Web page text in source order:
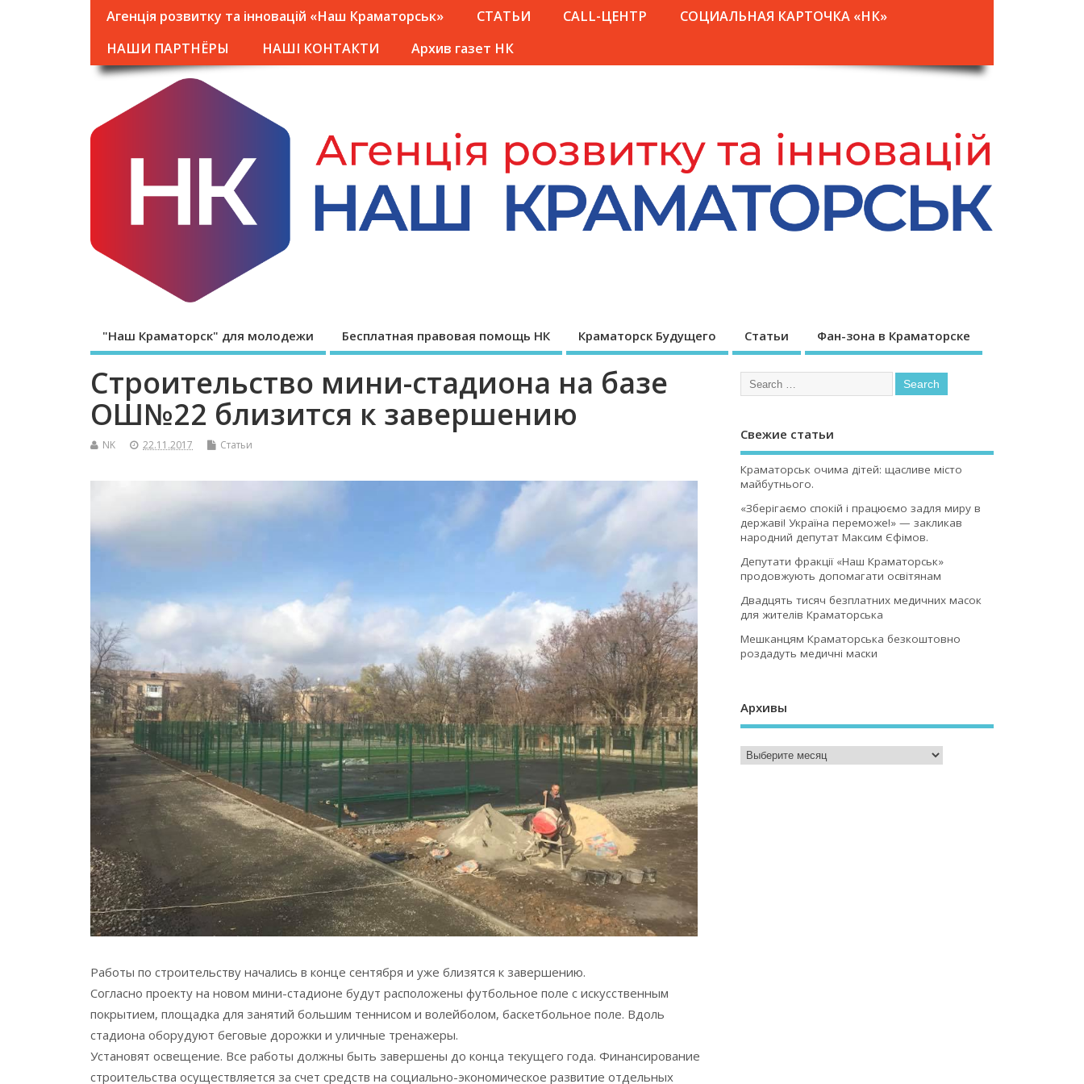
Агенція розвитку та інновацій «Наш Краматорськ» СТАТЬИ CALL-ЦЕНТР
СОЦИАЛЬНАЯ КАРТОЧКА «НК»
НАШИ ПАРТНЁРЫ
НАШІ КОНТАКТИ Архив газет НК
"Наш Краматорск" для молодежи Бесплатная правовая помощь НК Краматорск Будущего Статьи Фан-зона в Краматорске
Строительство мини-стадиона на базе
ОШ№22 близится к завершению
NK 22.11.2017 Статьи
Работы по строительству начались в конце сентября и уже близятся к завершению.
Согласно проекту на новом мини-стадионе будут расположены футбольное поле с искусственным
покрытием, площадка для занятий большим теннисом и волейболом, баскетбольное поле. Вдоль
стадиона оборудуют беговые дорожки и уличные тренажеры.
Установят освещение. Все работы должны быть завершены до конца текущего года. Финансирование
строительства осуществляется за счет средств на социально-экономическое развитие отдельных
Свежие статьи
Краматорськ очима дітей: щасливе місто
майбутнього.
«Зберігаємо спокій і працюємо задля миру в
державі! Україна переможе!» — закликав
народний депутат Максим Єфімов.
Депутати фракції «Наш Краматорськ»
продовжують допомагати освітянам
Двадцять тисяч безплатних медичних масок
для жителів Краматорська
Мешканцям Краматорська безкоштовно
роздадуть медичні маски
Архивы